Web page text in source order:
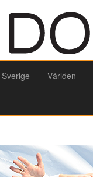
Sverige Världen